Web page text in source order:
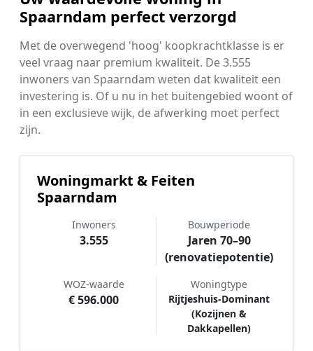
Spaarndam perfect verzorgd
Met de overwegend 'hoog' koopkrachtklasse is er
veel vraag naar premium kwaliteit. De 3.555
inwoners van Spaarndam weten dat kwaliteit een
investering is. Of u nu in het buitengebied woont of
in een exclusieve wijk, de afwerking moet perfect
zijn.
Woningmarkt & Feiten
Spaarndam
Inwoners
3.555
Bouwperiode
Jaren 70–90
(renovatiepotentie)
WOZ-waarde
€ 596.000
Woningtype
Rijtjeshuis-Dominant
(Kozijnen &
Dakkapellen)